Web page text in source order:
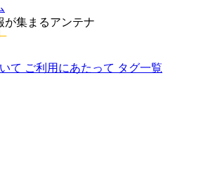
が集まるアンテナ
て ご利用にあたって タグ一覧